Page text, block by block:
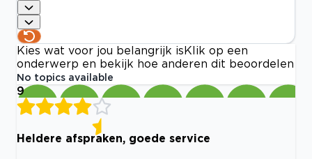
Kies wat voor jou belangrijk is Klik op een
onderwerp en bekijk hoe anderen dit beoordelen
No topics available
9
Heldere afspraken, goede service